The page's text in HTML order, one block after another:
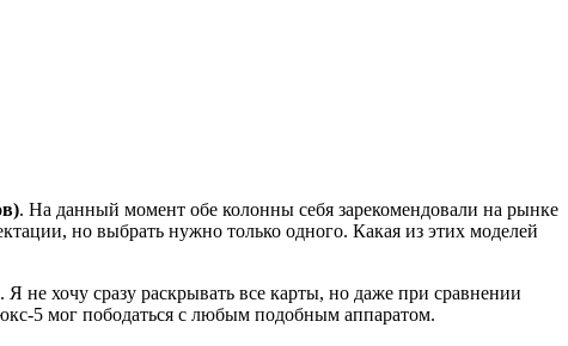
. На данный момент обе колонны себя зарекомендовали на рынке
но выбрать нужно только одного. Какая из этих моделей
. Я не хочу сразу раскрывать все карты, но даже при сравнении
5 мог пободаться с любым подобным аппаратом.